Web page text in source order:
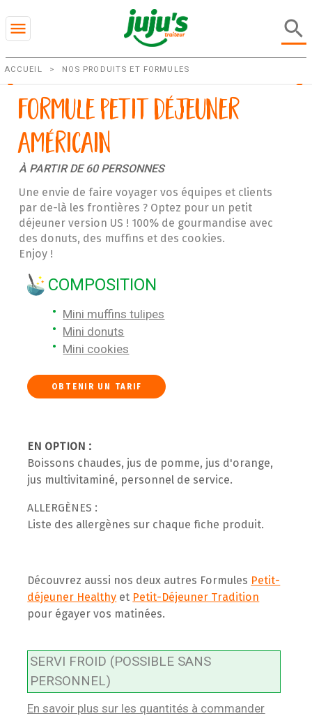
menu search
ACCUEIL > NOS PRODUITS ET FORMULES
Formule Petit Déjeuner
Américain
À PARTIR DE 60 PERSONNES
Une envie de faire voyager vos équipes et clients
par de-là les frontières ? Optez pour un petit
déjeuner version US ! 100% de gourmandise avec
des donuts, des muffins et des cookies.
Enjoy !
COMPOSITION
Mini muffins tulipes
Mini donuts
Mini cookies
OBTENIR UN TARIF
EN OPTION :
Boissons chaudes, jus de pomme, jus d'orange,
jus multivitaminé, personnel de service.
ALLERGÈNES :
Liste des allergènes sur chaque fiche produit.
Découvrez aussi nos deux autres Formules Petit-
déjeuner Healthy et Petit-Déjeuner Tradition
pour égayer vos matinées.
SERVI FROID (POSSIBLE SANS
PERSONNEL)
En savoir plus sur les quantités à commander